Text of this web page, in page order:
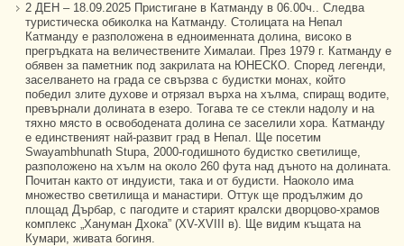
2 ДЕН – 18.09.2025 Пристигане в Катманду в 06.00ч.. Следва
туристическа обиколка на Катманду. Столицата на Непал
Катманду е разположена в едноименната долина, високо в
прегръдката на величествените Хималаи. През 1979 г. Катманду е
обявен за паметник под закрилата на ЮНЕСКО. Според легенди,
заселването на града се свързва с будистки монах, който
победил злите духове и отрязал върха на хълма, спиращ водите,
превърнали долината в езеро. Тогава те се стекли надолу и на
тяхно място в освободената долина се заселили хора. Катманду
е единственият най-развит град в Непал. Ще посетим
Swayambhunath Stupa, 2000-годишното будистко светилище,
разположено на хълм на около 260 фута над дъното на долината.
Почитан както от индуисти, така и от будисти. Наоколо има
множество светилища и манастири. Оттук ще продължим до
площад Дърбар, с пагодите и старият кралски дворцово-храмов
комплекс „Хануман Дхока” (ХV-XVIII в). Ще видим къщата на
Кумари, живата богиня.